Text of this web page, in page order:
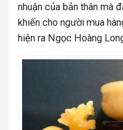
nhuận của bản thân mà
khiến cho người mua
hiện ra Ngọc Hoàng